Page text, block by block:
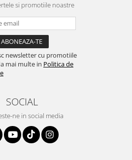
si promotiile noastre
newsletter cu promotiile
mai multe in Politica de
SOCIAL
ne in social media